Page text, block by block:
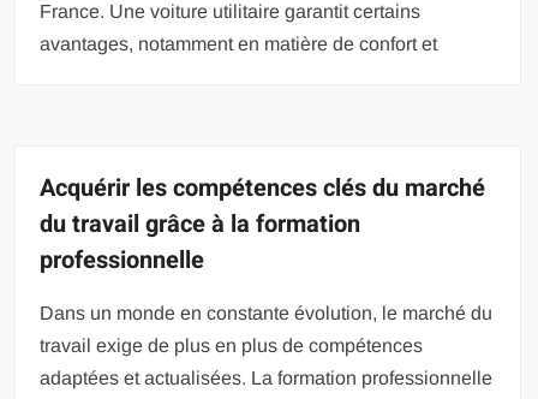
France. Une voiture utilitaire garantit certains
avantages, notamment en matière de confort et
Acquérir les compétences clés du marché
du travail grâce à la formation
professionnelle
Dans un monde en constante évolution, le marché du
travail exige de plus en plus de compétences
adaptées et actualisées. La formation professionnelle